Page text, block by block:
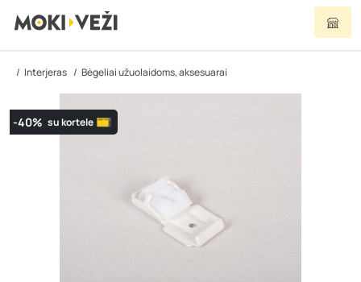
Interjeras Bėgeliai užuolaidoms, aksesuarai
-40% su kortele